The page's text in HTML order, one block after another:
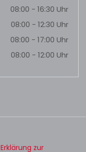
08:00 - 16:30 Uhr
08:00 - 12:30 Uhr
08:00 - 17:00 Uhr
08:00 - 12:00 Uhr
Erklärung zur